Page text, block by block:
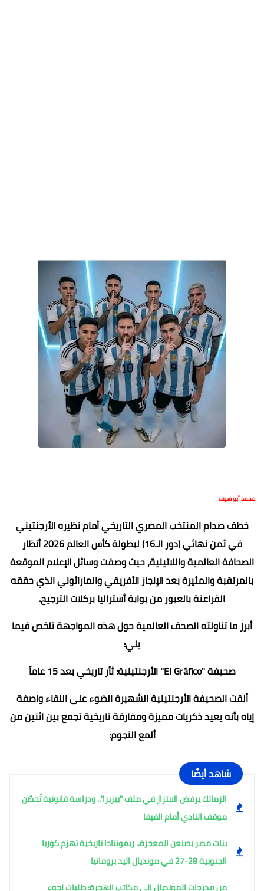
محمد أبو سيف
خطف صدام المنتخب المصري التاريخي أمام نظيره الأرجنتيني
في ثمن نهائي (دور الـ16) لبطولة كأس العالم 2026 أنظار
الصحافة العالمية واللاتينية، حيث وصفت وسائل الإعلام الموقعة
بالمرتقبة والمثيرة بعد الإنجاز الأفريقي والماراثوني الذي حققه
الفراعنة بالعبور من بوابة أستراليا بركلات الترجيح.
​أبرز ما تناولته الصحف العالمية حول هذه المواجهة تلخص فيما
يلي:
​صحيفة "El Gráfico" الأرجنتينية: ثأر تاريخي بعد 15 عاماً
​ألقت الصحيفة الأرجنتينية الشهيرة الضوء على اللقاء واصفة
إياه بأنه يعيد ذكريات مميزة ومفارقة تاريخية تجمع بين اثنين من
ألمع النجوم:
شاهد أيضًا
الزمالك يرفض الابتزاز في ملف "بيزيرا".. ودراسة قانونية تُحصّن
موقف النادي أمام الفيفا
بنات مصر يصنعن المعجزة.. ريمونتادا تاريخية تهزم كوريا
الجنوبية 28-27 في مونديال اليد برومانيا
من مدرجات المونديال إلى مكاتب الهجرة: طلبات لجوء